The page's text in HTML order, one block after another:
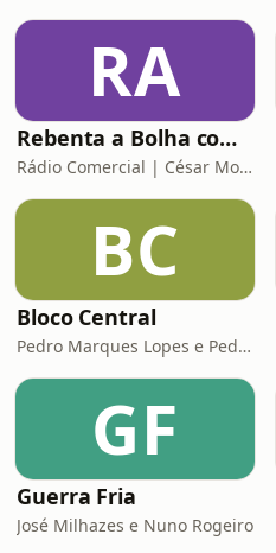
RA
Rebenta a Bolha com César Mourão
Rádio Comercial | César Mourão
BC
Bloco Central
Pedro Marques Lopes e Pedro Siza Vieira
GF
Guerra Fria
José Milhazes e Nuno Rogeiro